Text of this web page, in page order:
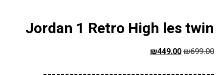
Jordan 1 Retro High les twin
₪699.00
₪449.00